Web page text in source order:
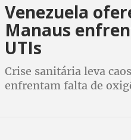
Venezuela
Manaus
UTIs
Crise sanitária leva
enfrentam falta de